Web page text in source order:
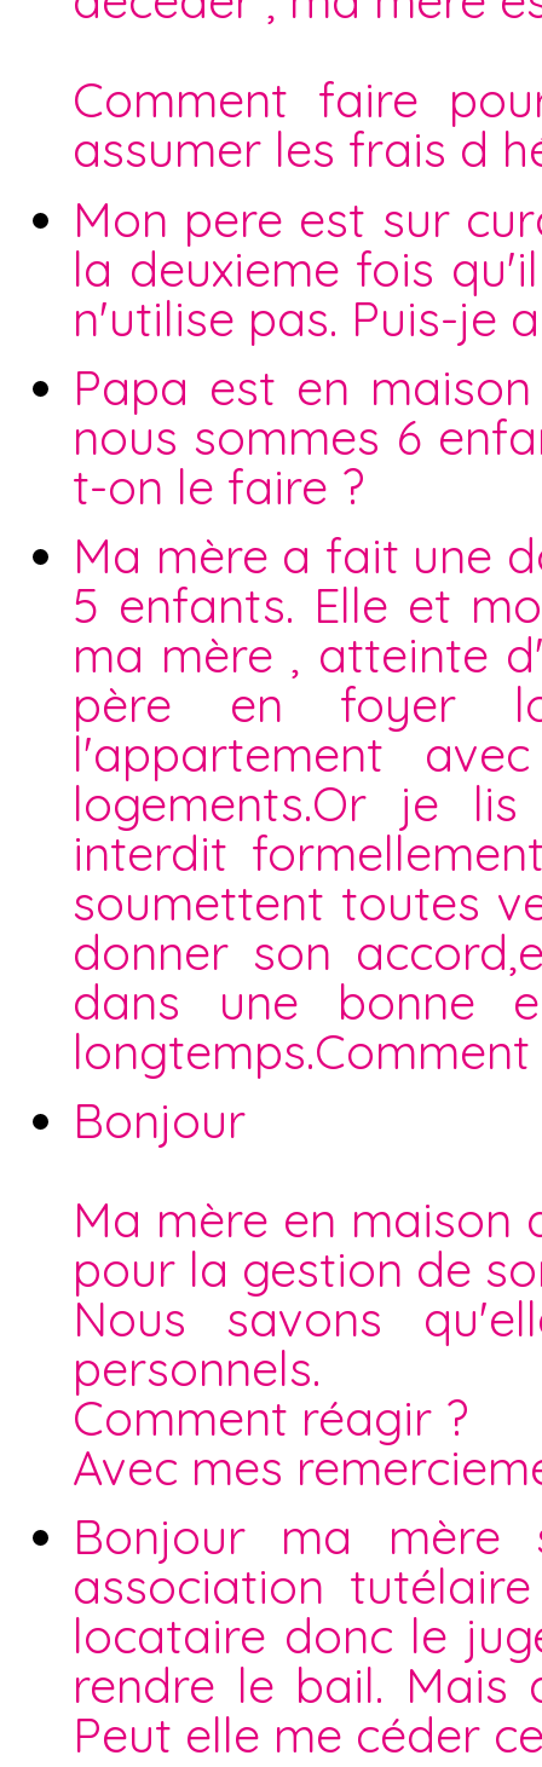
Comment faire
assumer les frais d
Mon pere est sur
la deuxieme fois
n'utilise pas. Puis-je
Papa est en
nous sommes 6
t-on le faire ?
Ma mère a fait une
5 enfants. Elle et
ma mère , atteinte
père en foyer
l'appartement
logements.Or je
interdit
soumettent toutes
donner son
dans une bonne
Bonjour
Ma mère en
pour la gestion de
Nous savons
personnels.
Comment réagir ?
Avec mes
Bonjour ma mère
association
locataire donc le
rendre le bail. Mais
Peut elle me céder